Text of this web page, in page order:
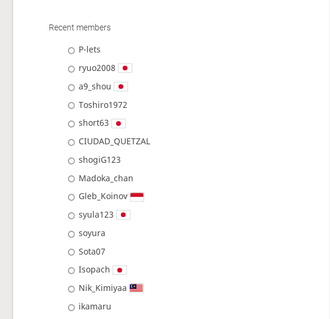
Recent members
P-lets
ryuo2008
a9_shou
Toshiro1972
short63
CIUDAD_QUETZAL
shogiG123
Madoka_chan
Gleb_Koinov
syula123
soyura
Sota07
Isopach
Nik_Kimiyaa
ikamaru